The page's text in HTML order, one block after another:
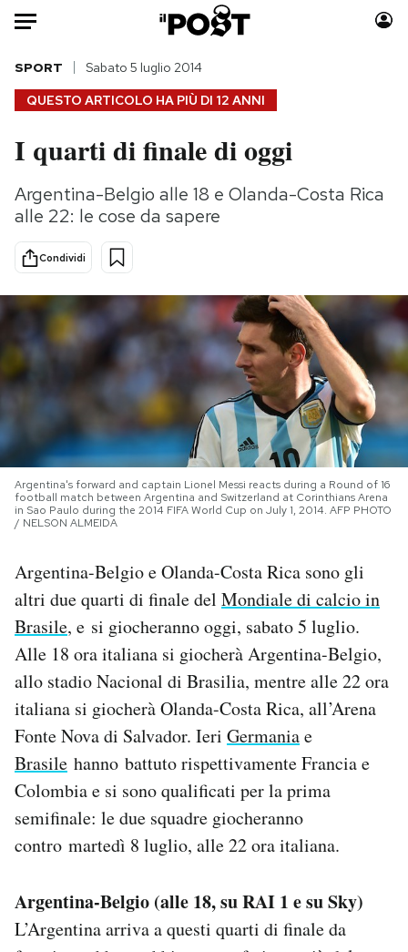
HOME
Italia
Politica
Internet
Cultura
Economia
Moda
Consumismi
Europa
Altrecose
Mondiali calcio 2026
PODCAST
NEWSLETTER
I MIEI PREFERITI
SHOP
CALENDARIO
AREA PERSONALE
Area Personale
Regala il Post
Esci
QUESTO ARTICOLO HA PIÙ DI 12 ANNI
SPORT Sabato 5 luglio 2014
I quarti di finale di oggi
Argentina-Belgio alle 18 e Olanda-Costa Rica
alle 22: le cose da sapere
Condividi
Argentina's forward and captain Lionel Messi reacts during a Round of 16
football match between Argentina and Switzerland at Corinthians Arena
in Sao Paulo during the 2014 FIFA World Cup on July 1, 2014. AFP PHOTO
/ NELSON ALMEIDA
Argentina-Belgio e Olanda-Costa Rica sono gli
altri due quarti di finale del Mondiale di calcio in
Brasile, e si giocheranno oggi, sabato 5 luglio.
Alle 18 ora italiana si giocherà Argentina-Belgio,
allo stadio Nacional di Brasilia, mentre alle 22 ora
italiana si giocherà Olanda-Costa Rica, all’Arena
Fonte Nova di Salvador. Ieri Germaniae
Brasile hanno battuto rispettivamente Francia e
Colombia e si sono qualificati per la prima
semifinale: le due squadre giocheranno
contro martedì 8 luglio, alle 22 ora italiana.
Argentina-Belgio (alle 18, su RAI 1 e su Sky)
L’Argentina arriva a questi quarti di finale da